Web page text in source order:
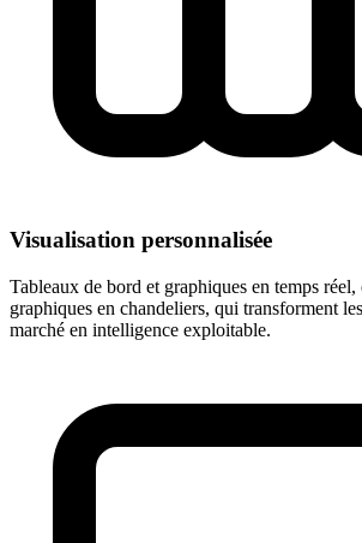
Visualisation personnalisée
Tableaux de bord et graphiques en temps réel,
graphiques en chandeliers, qui transforment
marché en intelligence exploitable.